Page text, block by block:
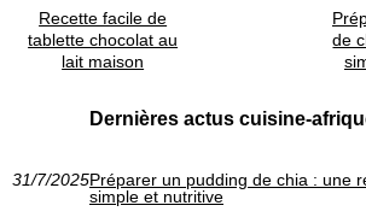
Recette facile de
tablette chocolat au
lait maison
de
Dernières actus cuisine-
31/7/2025Préparer un pudding de chia : une
simple et nutritive